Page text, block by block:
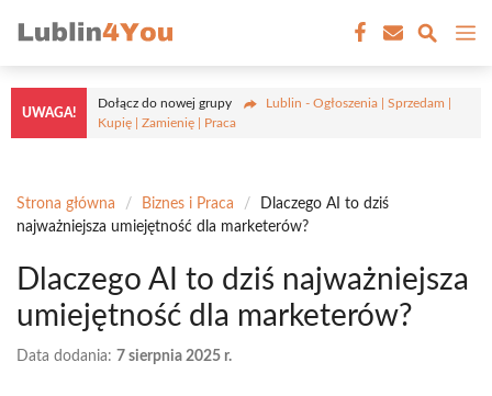
do
treści
UWAGA!
Dołącz do nowej grupy
Lublin - Ogłoszenia | Sprzedam |
Kupię | Zamienię | Praca
Strona główna / Biznes i Praca /
Dlaczego AI to dziś
najważniejsza umiejętność dla marketerów?
Dlaczego AI to dziś najważniejsza
umiejętność dla marketerów?
Data dodania: 7 sierpnia 2025 r.